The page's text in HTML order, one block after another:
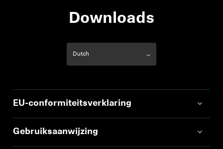
Downloads
EU-conformiteitsverklaring
Gebruiksaanwijzing